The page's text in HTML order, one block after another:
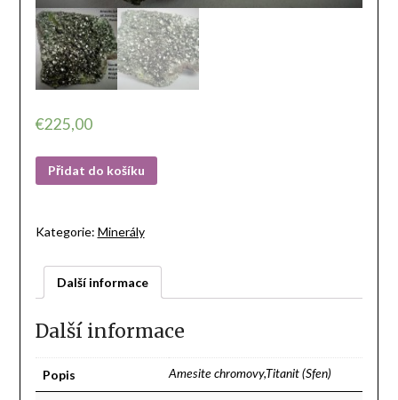
€225,00
Přidat do košíku
Kategorie: Minerály
Další informace
Další informace
Popis Amesite chromovy,Titanit (Sfen)